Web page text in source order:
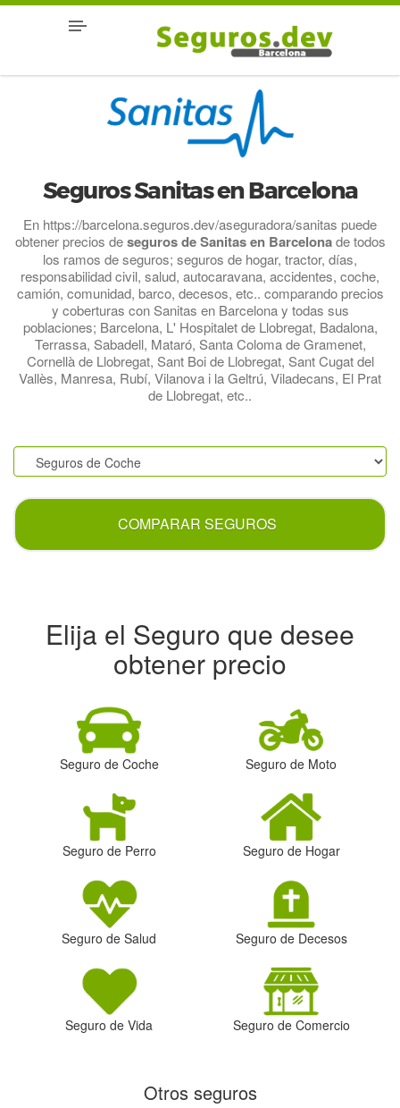
Seguros Sanitas en Barcelona
En https://barcelona.seguros.dev/aseguradora/sanitas puede
obtener precios deseguros de Sanitas en Barcelonade todos
los ramos de seguros; seguros de hogar, tractor, días,
responsabilidad civil, salud, autocaravana, accidentes, coche,
camión, comunidad, barco, decesos, etc.. comparando precios
y coberturas con Sanitas en Barcelona y todas sus
poblaciones; Barcelona, L' Hospitalet de Llobregat, Badalona,
Terrassa, Sabadell, Mataró, Santa Coloma de Gramenet,
Cornellà de Llobregat, Sant Boi de Llobregat, Sant Cugat del
Vallès, Manresa, Rubí, Vilanova i la Geltrú, Viladecans, El Prat
de Llobregat, etc..
COMPARAR SEGUROS
Elija el Seguro que desee
obtener precio
Seguro de Coche Seguro de Moto
Seguro de Perro Seguro de Hogar
Seguro de Salud Seguro de Decesos
Seguro de Vida Seguro de Comercio
Otros seguros